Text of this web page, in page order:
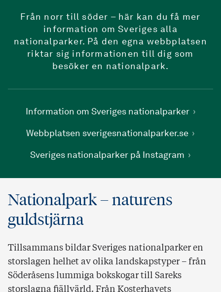
Från norr till söder – här kan du få mer
information om Sveriges alla
nationalparker. På den egna webbplatsen
riktar sig informationen till dig som
besöker en nationalpark.
Information om Sveriges nationalparker
Webbplatsen sverigesnationalparker.se
Sveriges nationalparker på Instagram
Nationalpark – naturens
guldstjärna
Tillsammans bildar Sveriges nationalparker en
storslagen helhet av olika landskapstyper – från
Söderåsens lummiga bokskogar till Sareks
storslagna fjällvärld. Från Kosterhavets